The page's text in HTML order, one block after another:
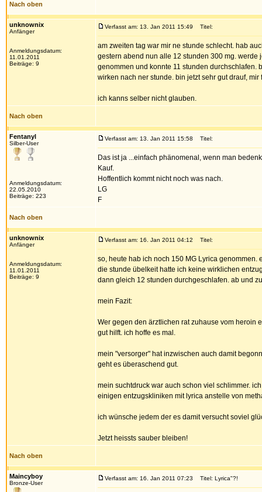
Nach oben
unknownix
Anfänger
Anmeldungsdatum:
11.01.2011
Beiträge: 9
Verfasst am: 13. Jan 2011 15:49 Titel:
am zweiten tag war mir ne stunde schlecht. hab
gestern abend nun alle 12 stunden 300 mg.
genommen und konnte 11 stunden
wirken nach ner stunde. bin jetzt sehr gut drauf, mir
ich kanns selber nicht glauben.
Nach oben
Fentanyl
Silber-User
Anmeldungsdatum:
22.05.2010
Beiträge: 223
Verfasst am: 13. Jan 2011 15:58 Titel:
Das ist ja ...einfach phänomenal, wenn man
Kauf.
Hoffentlich kommt nicht noch was nach.
LG
F
Nach oben
unknownix
Anfänger
Anmeldungsdatum:
11.01.2011
Beiträge: 9
Verfasst am: 16. Jan 2011 04:12 Titel:
so, heute hab ich noch 150 MG Lyrica
die stunde übelkeit hatte ich keine wirklichen
dann gleich 12 stunden durchgeschlafen. ab und
mein Fazit:
Wer gegen den ärztlichen rat zuhause vom heroin
gut hilft. ich hoffe es mal.
mein "versorger" hat inzwischen auch damit
geht es überaschend gut.
mein suchtdruck war auch schon viel schlimmer.
einigen entzugskliniken mit lyrica anstelle von
ich wünsche jedem der es damit versucht soviel
Jetzt heissts sauber bleiben!
Nach oben
Maincyboy
Bronze-User
Verfasst am: 16. Jan 2011 07:23 Titel: Lyrica"?!